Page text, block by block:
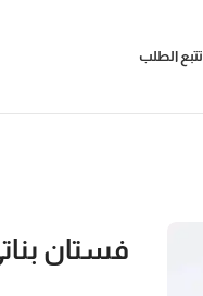
تتبع الطلب
فستان